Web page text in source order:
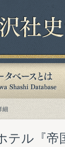
細
テル『帝